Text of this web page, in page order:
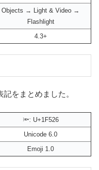
Objects → Light & Video →
Flashlight
4.3+
をまとめました。
🔦: U+1F526
Unicode 6.0
Emoji 1.0